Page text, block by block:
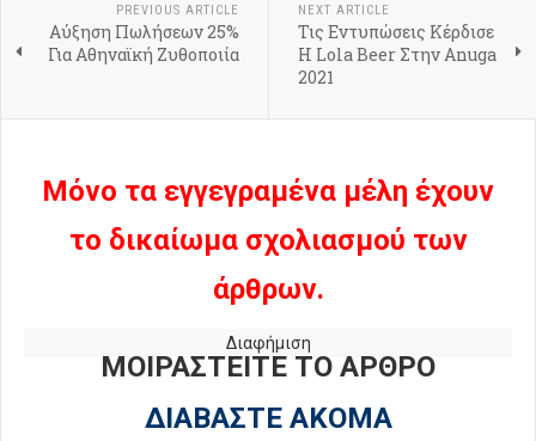
PREVIOUS ARTICLE
Αύξηση Πωλήσεων 25%
Για Αθηναϊκή Ζυθοποιία
NEXT ARTICLE
Τις Εντυπώσεις Κέρδισε
Η Lola Beer Στην Anuga
2021
Μόνο τα εγγεγραμένα μέλη έχουν
το δικαίωμα σχολιασμού των
άρθρων.
Διαφήμιση
ΜΟΙΡΑΣΤΕΙΤΕ ΤΟ ΑΡΘΡΟ
ΔΙΑΒΑΣΤΕ ΑΚΟΜΑ